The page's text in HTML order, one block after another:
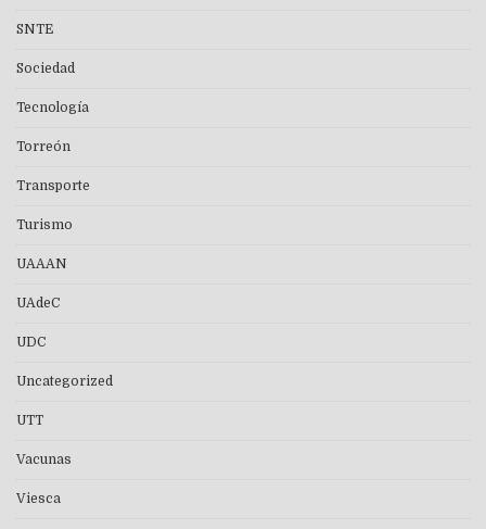
SNTE
Sociedad
Tecnología
Torreón
Transporte
Turismo
UAAAN
UAdeC
UDC
Uncategorized
UTT
Vacunas
Viesca